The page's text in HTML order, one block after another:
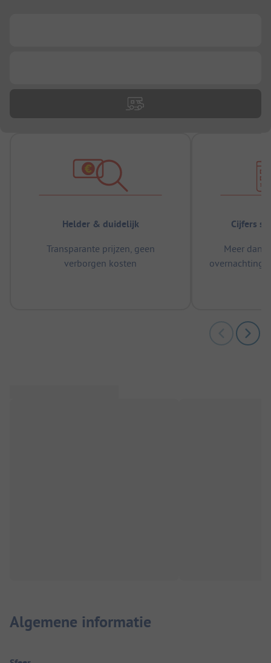
Helder & duidelijk
Transparante prijzen, geen
verborgen kosten
Cijfers
Meer dan
Algemene informatie